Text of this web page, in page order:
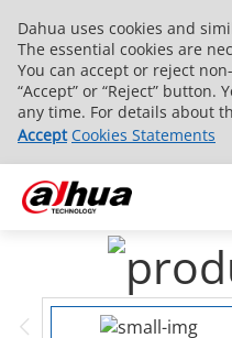
Dahua uses cookies and
The essential cookies are
You can accept or reject
“Accept” or “Reject” button.
any time. For details about
Accept Cookies Statements